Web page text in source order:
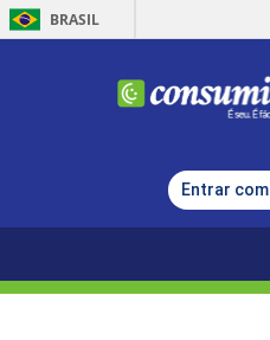
BRASIL
Entrar com